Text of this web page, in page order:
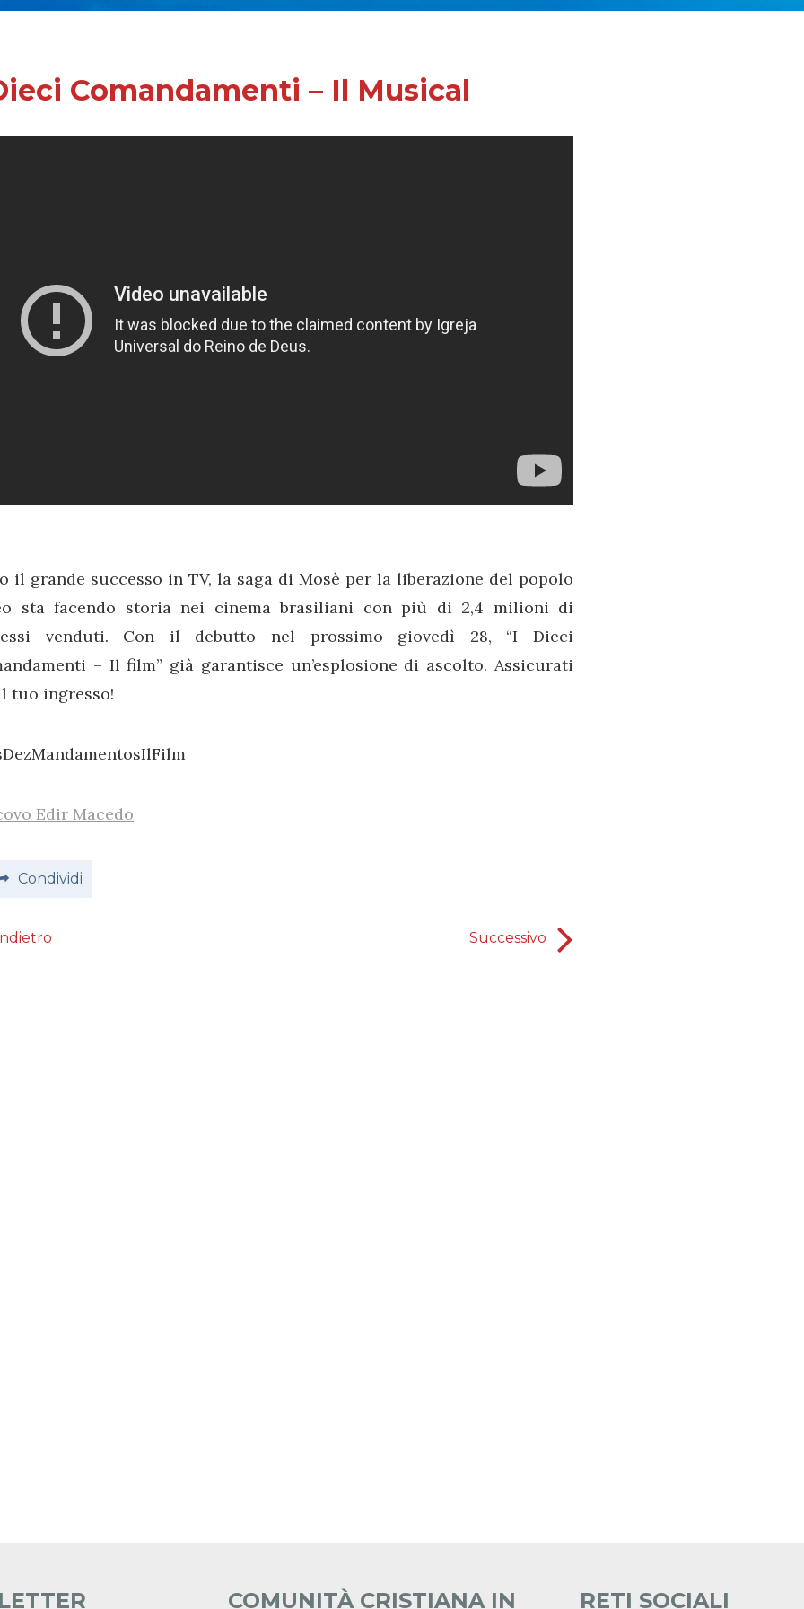
Comandamenti – Il Musical
il grande successo in TV, la saga di Mosè per la liberazione del popolo
sta facendo storia nei cinema brasiliani con più di 2,4 milioni di
venduti. Con il debutto nel prossimo giovedì 28, “I Dieci
– Il film” già garantisce un’esplosione di ascolto. Assicurati
tuo ingresso!
Edir Macedo
Condividi
Successivo
COMUNITÀ CRISTIANA IN RETI SOCIALI